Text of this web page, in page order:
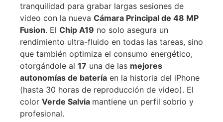
tranquilidad para grabar largas sesiones de
video con la nueva Cámara Principal de 48 MP
Fusion. El Chip A19 no solo asegura un
rendimiento ultra-fluido en todas las tareas, sino
que también optimiza el consumo energético,
otorgándole al 17 una de las mejores
autonomías de batería en la historia del iPhone
(hasta 30 horas de reproducción de video). El
color Verde Salvia mantiene un perfil sobrio y
profesional.